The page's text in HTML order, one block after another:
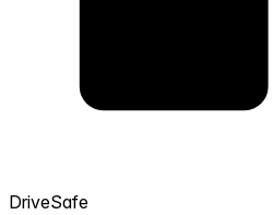
DriveSafe